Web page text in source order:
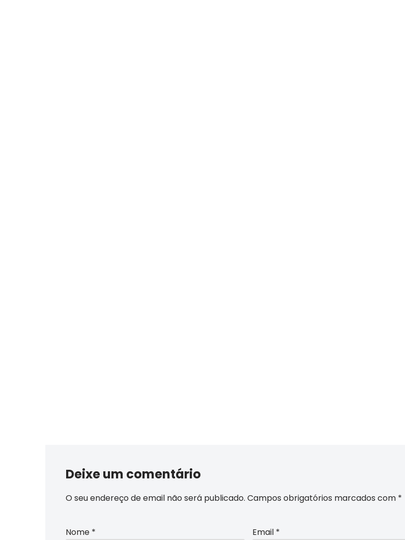
Deixe um comentário
O seu endereço de email não será publicado. Campos obrigatórios marcados com *
Nome * Email *